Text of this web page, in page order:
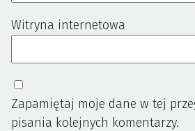
Witryna internetowa
Zapamiętaj moje dane w tej
pisania kolejnych komentarzy.